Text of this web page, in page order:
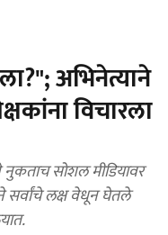
अभिनेत्याने
विचारला
सोशल मीडियावर
सर्वांचे लक्ष वेधून घेतले